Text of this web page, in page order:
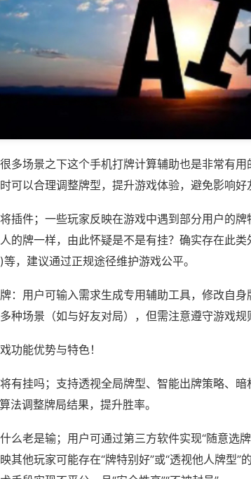
多场景之下这个手机打牌计算辅助也是非常有
可以合理调整牌型，提升游戏体验，避免影响好
插件；一些玩家反映在游戏中遇到部分用户的
的牌一样，由此怀疑是不是有挂？确实存在此
，建议通过正规途径维护游戏公平。
：用户可输入需求生成专用辅助工具，修改自
种场景（如与好友对局），但需注意遵守游戏规
功能优势与特色！
有挂吗；支持透视全局牌型、智能出牌策略、
法调整牌局结果，提升胜率。
么老是输；用户可通过第三方软件实现“随意选牌
其他玩家可能存在“牌特别好”或“透视他人牌型”